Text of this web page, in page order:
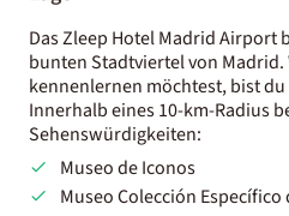
Das Zleep Hotel Madrid Airport
bunten Stadtviertel von Madrid.
kennenlernen möchtest, bist
Innerhalb eines 10-km-Radius
Sehenswürdigkeiten:
Museo de Iconos
Museo Colección